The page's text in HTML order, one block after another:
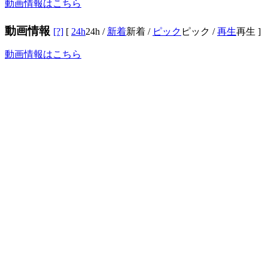
動画情報はこちら
動画情報 [?] [ 24h24h / 新着新着 / ピック ピック /再生再生 ]
動画情報はこちら